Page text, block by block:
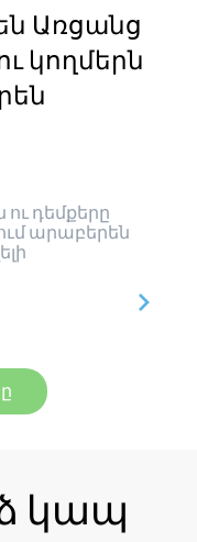
Առցանց
կողմերն
ու դեմքերը
արաբերեն
կապ